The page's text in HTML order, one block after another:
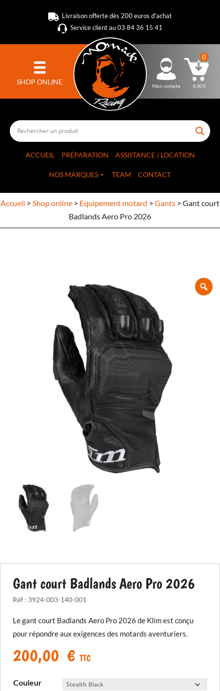
Livraison offerte dès 200 euros d'achat
Service client au 03 84 36 15 41
SHOP ONLINE Mon compte
0
0,00€
ACCUEIL PRÉPARATION ASSISTANCE / LOCATION
NOS MARQUES TEAM CONTACT
Accueil > Shop online > Equipement motard > Gants > Gant court
Badlands Aero Pro 2026
Gant court Badlands Aero Pro 2026
Réf : 3924-003-140-001
Le gant court Badlands Aero Pro 2026 de Klim est conçu
pour répondre aux exigences des motards aventuriers.
200,00 € TTC
Couleur